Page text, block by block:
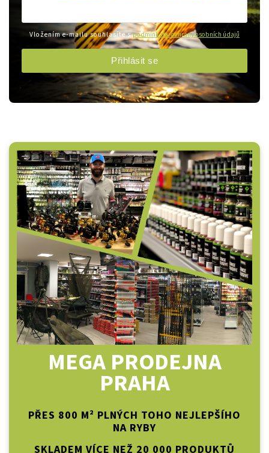
MEGA PRODEJNA
PRAHA
PŘES 800 M² PLNÝCH TOHO NEJLEPŠÍHO
NA RYBY
SKLADEM VÍCE NEŽ 20 000 PRODUKTŮ
Vložením e-mailu souhlasíte spodmínkami ochrany osobních údajů
Přihlásit se